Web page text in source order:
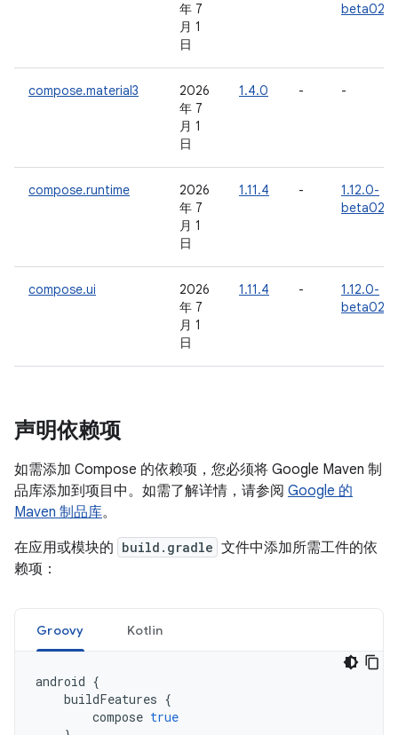
年 7
月 1
日
beta02
compose.material3
2026
年 7
月 1
日
1.4.0 - -
compose.runtime
2026
年 7
月 1
日
1.11.4 -
1.12.0-
beta02
compose.ui
2026
年 7
月 1
日
1.11.4 -
1.12.0-
beta02
声明依赖项
如需添加 Compose 的依赖项，您必须将 Google Maven 制
品库添加到项目中。如需了解详情，请参阅 Google 的
Maven 制品库。
在应用或模块的 build.gradle 文件中添加所需工件的依
赖项：
Groovy Kotlin
android {
buildFeatures {
compose true